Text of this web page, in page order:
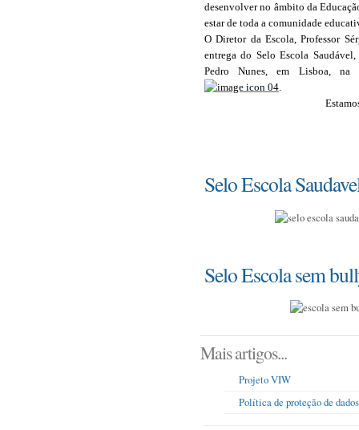
desenvolver no âmbito da
estar de toda a comunidade
O Diretor da Escola, Professor
entrega do Selo Escola
Pedro Nunes, em Lisboa,
.
Selo Escola
Selo Escola sem
Mais artigos...
Projeto VIW
Política de proteção de dados